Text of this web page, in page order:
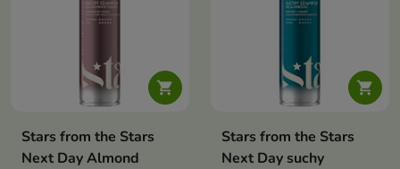

Stars from the Stars
Next Day Almond

Stars from the Stars
Next Day suchy